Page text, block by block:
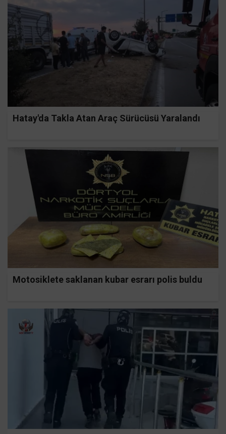
Hatay'da Takla Atan Araç Sürücüsü Yaralandı
Motosiklete saklanan kubar esrarı polis buldu